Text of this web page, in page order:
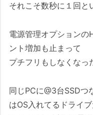
それこそ数秒に１回と
電源管理オプションの
ント増加も止まって
プチフリもしなくなっ
同じPCに@3台SSDつ
はOS入れてるドライ